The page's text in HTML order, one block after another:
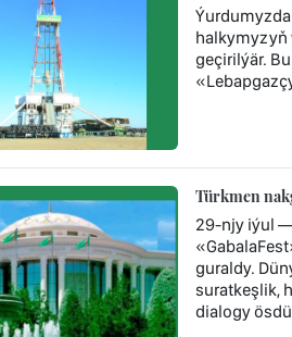
halkymyzyň
geçirilýär.
Türkmen
29-njy iýul —
guraldy.
suratkeşlik,
dialogy